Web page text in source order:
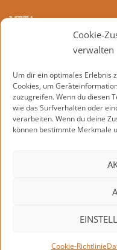
Cookie-
verwalten
Um dir ein optimales Erlebnis
Cookies, um
zuzugreifen. Wenn du diesen
wie das Surfverhalten oder
verarbeiten. Wenn du deine
können bestimmte Merkmale
Cookie-Richtlinie
META
Kommentar-Feed
WordPress.org